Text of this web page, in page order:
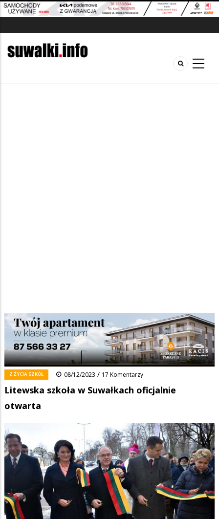
Ścieżka
nawigacyjna
Strona główna/Wiadomości/Z życia szkół/
Litewska szkoła w Suwałkach oficjalnie otwarta
FacebookPinterestTumblr
0 Reddit Share
Z ŻYCIA SZKÓŁ 08/12/2023 / 17 Komentarzy
Litewska szkoła w Suwałkach oficjalnie
otwarta